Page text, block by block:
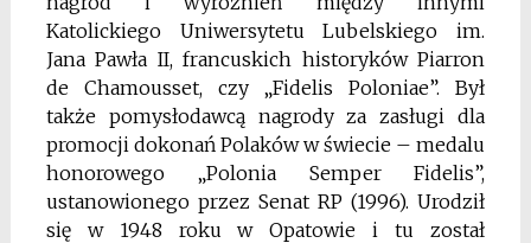
Katolickiego Uniwersytetu Lubelskiego im.
Jana Pawła II, francuskich historyków Piarron
de Chamousset, czy „Fidelis Poloniae”. Był
także pomysłodawcą nagrody za zasługi dla
promocji dokonań Polaków w świecie – medalu
honorowego „Polonia Semper Fidelis”,
ustanowionego przez Senat RP (1996). Urodził
się w 1948 roku w Opatowie i tu został